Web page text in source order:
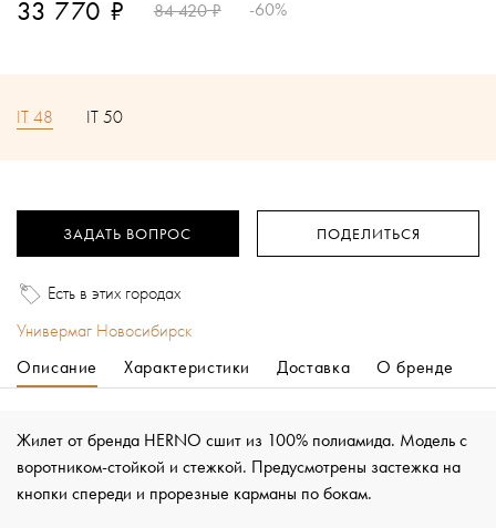
33 770 ₽ 84 420₽ -60%
IT 48 IT 50
ЗАДАТЬ ВОПРОС ПОДЕЛИТЬСЯ
Есть в этих городах
Универмаг Новосибирск
Описание
Характеристики Доставка О бренде
Жилет от бренда HERNO сшит из 100% полиамида. Модель с
воротником-стойкой и стежкой. Предусмотрены застежка на
кнопки спереди и прорезные карманы по бокам.